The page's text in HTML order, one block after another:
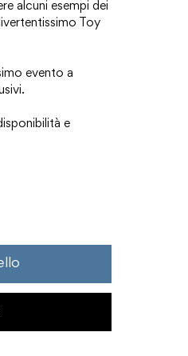
alcuni esempi dei
Toy
evento a
e